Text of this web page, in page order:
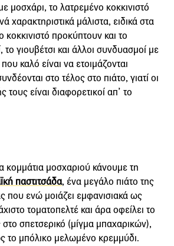
μοσχάρι, το λατρεμένο κοκκινιστό
χαρακτηριστικά μάλιστα, ειδικά στα
κοκκινιστό προκύπτουν και το
το γιουβέτσι και άλλοι συνδυασμοί με
καλό είναι να ετοιμάζονται
στο τέλος στο πιάτο, γιατί οι
είναι διαφορετικοί απ’ το
κομμάτια μοσχαριού κάνουμε τη
παστιτσάδα, ένα μεγάλο πιάτο της
που ενώ μοιάζει εμφανισιακά ως
τοματοπελτέ και άρα οφείλει το
σπετσερικό (μίγμα μπαχαρικών),
το μπόλικο μελωμένο κρεμμύδι.